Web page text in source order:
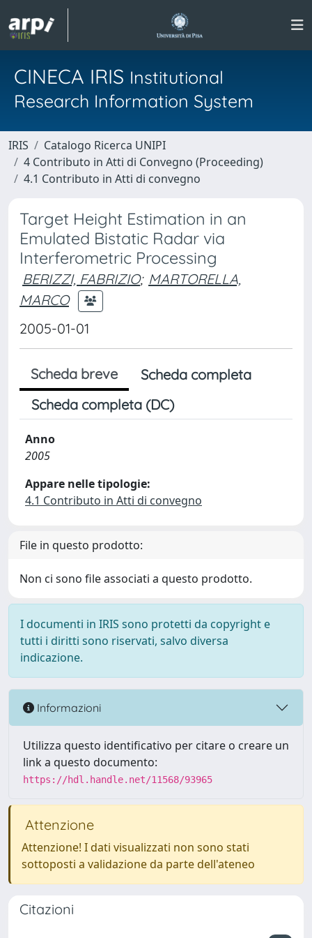
CINECA IRIS Institutional
Research Information System
IRIS
Catalogo Ricerca UNIPI
4 Contributo in Atti di Convegno (Proceeding)
4.1 Contributo in Atti di convegno
Target Height Estimation in an
Emulated Bistatic Radar via
Interferometric Processing
BERIZZI, FABRIZIO; MARTORELLA,
MARCO
2005-01-01
Scheda breve
Scheda completa
Scheda completa (DC)
Anno
2005
Appare nelle tipologie:
4.1 Contributo in Atti di convegno
File in questo prodotto:
Non ci sono file associati a questo prodotto.
I documenti in IRIS sono protetti da copyright e
tutti i diritti sono riservati, salvo diversa
indicazione.
Informazioni
Utilizza questo identificativo per citare o creare un
link a questo documento:
https://hdl.handle.net/11568/93965
Attenzione
Attenzione! I dati visualizzati non sono stati
sottoposti a validazione da parte dell'ateneo
Citazioni